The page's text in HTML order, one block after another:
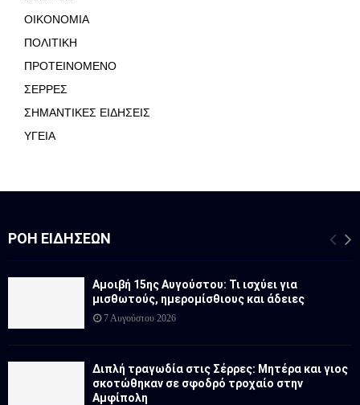
ΟΙΚΟΝΟΜΙΑ
ΠΟΛΙΤΙΚΗ
ΠΡΟΤΕΙΝΟΜΕΝΟ
ΣΕΡΡΕΣ
ΣΗΜΑΝΤΙΚΕΣ ΕΙΔΗΣΕΙΣ
ΥΓΕΙΑ
ΡΟΉ ΕΙΔΉΣΕΩΝ
Αμοιβή 15ης Αυγούστου: Τι ισχύει για
μισθωτούς, ημερομίσθιους και άδειες
7 Αυγούστου 2026
Διπλή τραγωδία στις Σέρρες: Μητέρα και γιος
σκοτώθηκαν σε σφοδρό τροχαίο στην
Αμφίπολη